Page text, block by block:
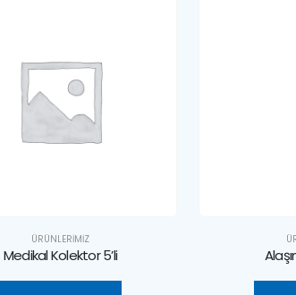
ÜRÜNLERIMIZ
Alaşımlı Kör Tapa